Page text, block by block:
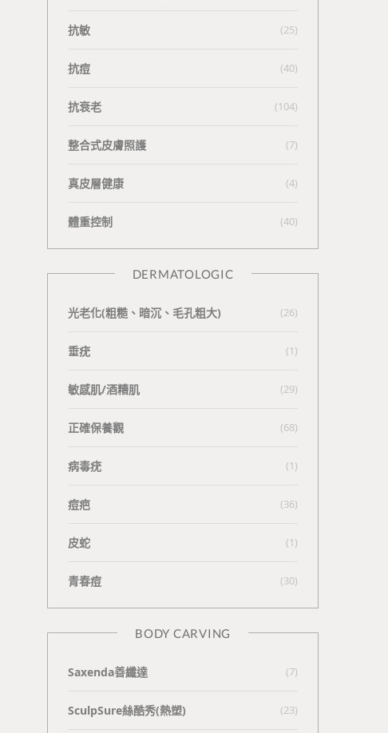
抗敏 (25)
抗痘 (40)
抗衰老 (104)
整合式皮膚照護 (7)
真皮層健康 (4)
體重控制 (40)
DERMATOLOGIC
光老化(粗糙、暗沉、毛孔粗大) (26)
垂疣 (1)
敏感肌/酒糟肌 (29)
正確保養觀 (68)
病毒疣 (1)
痘疤 (36)
皮蛇 (1)
青春痘 (30)
BODY CARVING
Saxenda善纖達 (7)
SculpSure絲酷秀(熱塑) (23)